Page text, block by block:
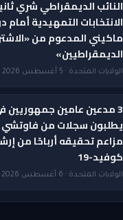
النائب الديمقراطي شري
الانتخابات التمهيدية أمام
ماكيني المدعوم من
الديمقراطيين»
الولايات المتحدة · 5 أغسطس 2026 — 10:35 AM
3 مدعين عامين جمهوريين
يطلبون سجلات من
مزاعم تحقيقه أرباحًا من
كوفيد-19
الولايات المتحدة · 6 أغسطس 2026 — 11:50 AM